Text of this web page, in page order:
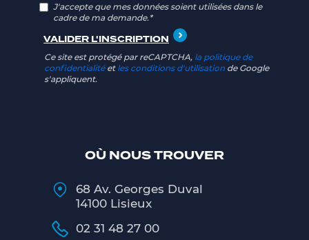
OÙ NOUS TROUVER
68 Av. Georges Duval
14100 Lisieux
02 31 48 27 00
J'accepte que mes données soient utilisées dans le
cadre de ma demande.*
Ce site est protégé par reCAPTCHA, la politique de
confidentialitéet les conditions d'utilisation de Google
s'appliquent.